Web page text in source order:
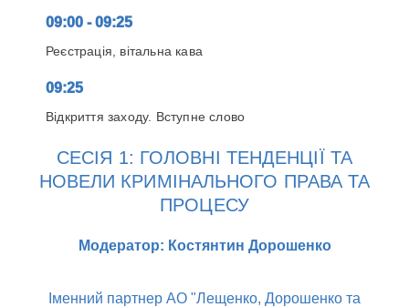
09:00 - 09:25
Реєстрація, вітальна кава
09:25
Відкриття заходу. Вступне слово
СЕСІЯ 1: ГОЛОВНІ ТЕНДЕНЦІЇ ТА
НОВЕЛИ КРИМІНАЛЬНОГО ПРАВА ТА
ПРОЦЕСУ
Модератор: Костянтин Дорошенко
Іменний партнер АО "Лещенко, Дорошенко та